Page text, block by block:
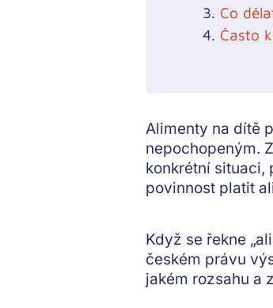
Co
Často
Alimenty na dítě
nepochopeným.
konkrétní situaci,
povinnost platit
Když se řekne
českém právu
jakém rozsahu a